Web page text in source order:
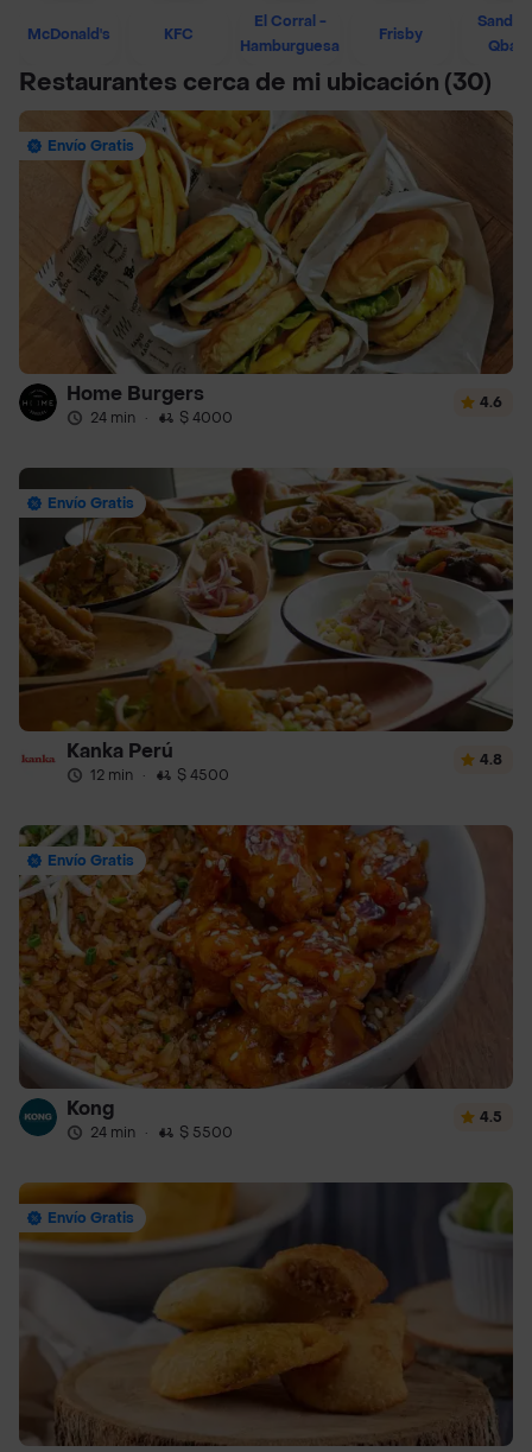
McDonald's KFC
El Corral -
Hamburguesa
Frisby
Restaurantes cerca de mi ubicación (30)
Envío Gratis
Home Burgers
24 min · $ 4000
4.6
Envío Gratis
Kanka Perú
12 min · $ 4500
4.8
Envío Gratis
Kong
24 min · $ 5500
4.5
Envío Gratis